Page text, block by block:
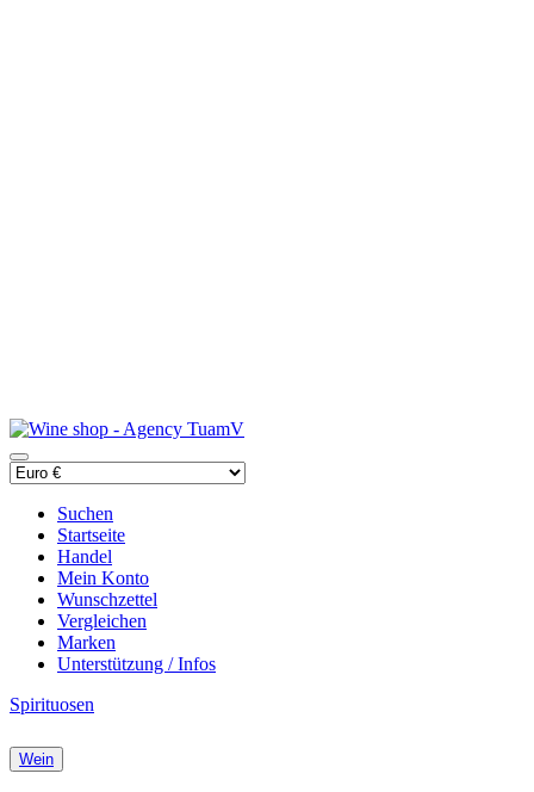
Suchen
Startseite
Handel
Mein Konto
Wunschzettel
Vergleichen
Marken
Unterstützung / Infos
Spirituosen
Wein